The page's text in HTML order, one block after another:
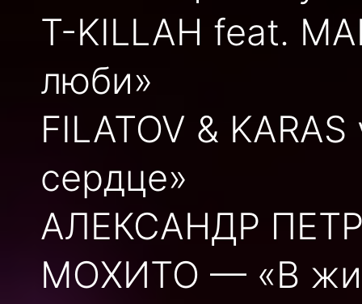
T-KILLAH feat.
люби»
FILATOV &
сердце»
АЛЕКСАНДР
МОХИТО — «В